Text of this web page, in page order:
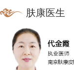
肤康医生